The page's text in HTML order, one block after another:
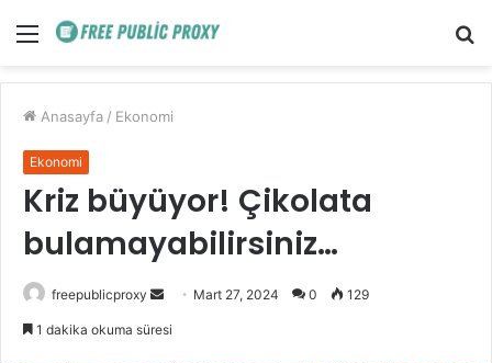
Menü
Anasayfa / Ekonomi
Ekonomi
Kriz büyüyor! Çikolata
bulamayabilirsiniz…
freepublicproxy
Bir
Mart 27, 2024 0 129
1 dakika okuma süresi